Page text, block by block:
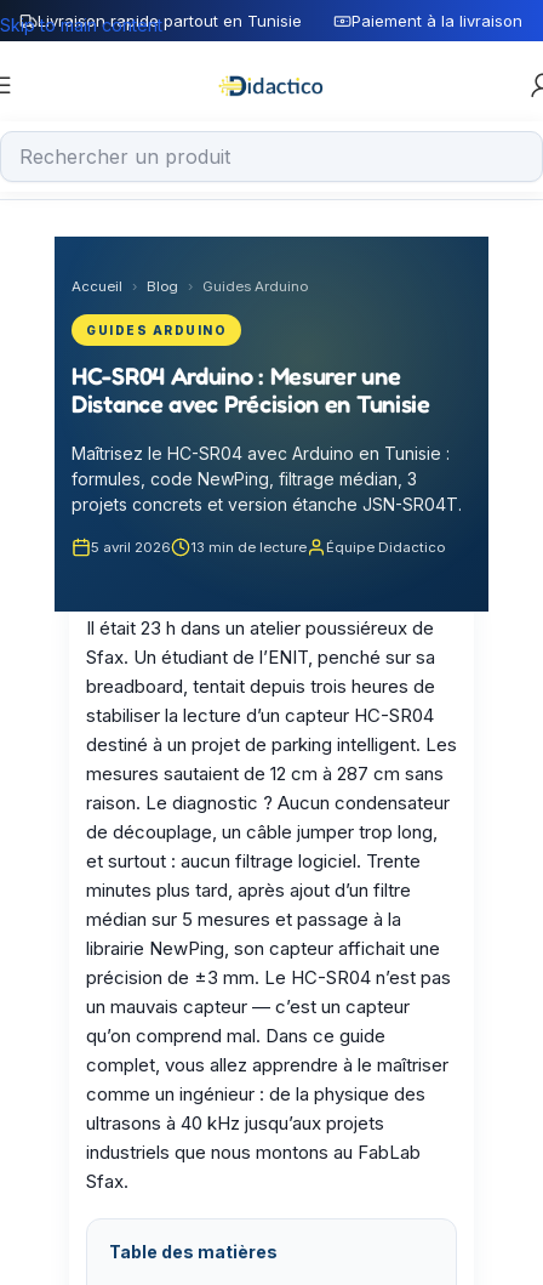
Livraison rapide partout en Tunisie Paiement à la livraison
Skip to main content
Accueil › Blog › Guides Arduino
GUIDES ARDUINO
HC-SR04 Arduino : Mesurer une
Distance avec Précision en Tunisie
Maîtrisez le HC-SR04 avec Arduino en Tunisie :
formules, code NewPing, filtrage médian, 3
projets concrets et version étanche JSN-SR04T.
5 avril 2026 13 min de lecture Équipe Didactico
Il était 23 h dans un atelier poussiéreux de
Sfax. Un étudiant de l’ENIT, penché sur sa
breadboard, tentait depuis trois heures de
stabiliser la lecture d’un capteur HC-SR04
destiné à un projet de parking intelligent. Les
mesures sautaient de 12 cm à 287 cm sans
raison. Le diagnostic ? Aucun condensateur
de découplage, un câble jumper trop long,
et surtout : aucun filtrage logiciel. Trente
minutes plus tard, après ajout d’un filtre
médian sur 5 mesures et passage à la
librairie NewPing, son capteur affichait une
précision de ±3 mm. Le HC-SR04 n’est pas
un mauvais capteur — c’est un capteur
qu’on comprend mal. Dans ce guide
complet, vous allez apprendre à le maîtriser
comme un ingénieur : de la physique des
ultrasons à 40 kHz jusqu’aux projets
industriels que nous montons au FabLab
Sfax.
Table des matières